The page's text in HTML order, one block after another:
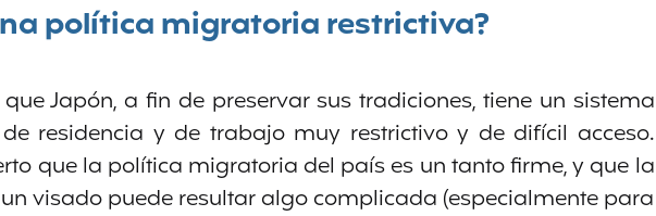
política migratoria restrictiva?
que Japón, a fin de preservar sus tradiciones, tiene un sistema
residencia y de trabajo muy restrictivo y de difícil acceso.
que la política migratoria del país es un tanto firme, y que la
visado puede resultar algo complicada (especialmente para